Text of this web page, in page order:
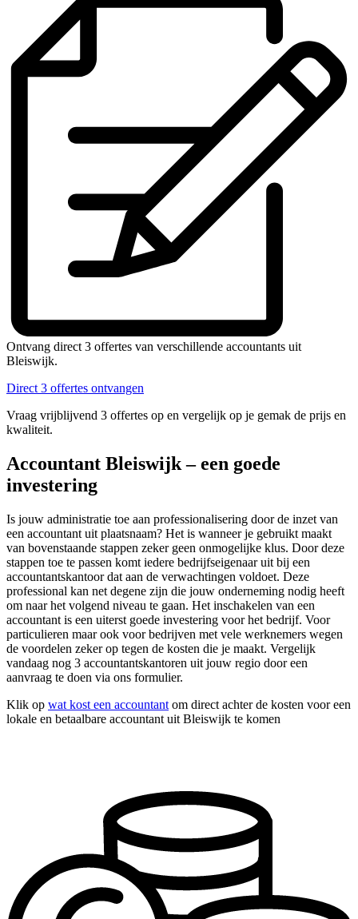
Ontvang direct 3 offertes van verschillende accountants uit
Bleiswijk.
Direct 3 offertes ontvangen
Vraag vrijblijvend 3 offertes op en vergelijk op je gemak de prijs en
kwaliteit.
Accountant Bleiswijk – een goede
investering
Is jouw administratie toe aan professionalisering door de inzet van
een accountant uit plaatsnaam? Het is wanneer je gebruikt maakt
van bovenstaande stappen zeker geen onmogelijke klus. Door deze
stappen toe te passen komt iedere bedrijfseigenaar uit bij een
accountantskantoor dat aan de verwachtingen voldoet. Deze
professional kan net degene zijn die jouw onderneming nodig heeft
om naar het volgend niveau te gaan. Het inschakelen van een
accountant is een uiterst goede investering voor het bedrijf. Voor
particulieren maar ook voor bedrijven met vele werknemers wegen
de voordelen zeker op tegen de kosten die je maakt. Vergelijk
vandaag nog 3 accountantskantoren uit jouw regio door een
aanvraag te doen via ons formulier.
Klik op wat kost een accountant om direct achter de kosten voor een
lokale en betaalbare accountant uit Bleiswijk te komen